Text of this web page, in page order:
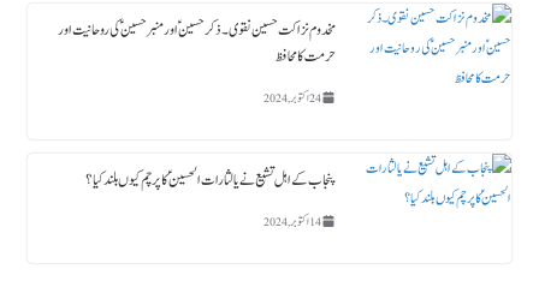
مخدوم نزاکت حسین نقوی ۔ ذکر حسین ؑ اور منبر حسین ؑ کی روحانیت اور
حرمت کا محافظ
24 اکتوبر, 2024
پنجاب کے اہل تشیع نے یا لثارات الحسینؑ کا پرچم کیوں بلند کیا ؟
14 اکتوبر, 2024